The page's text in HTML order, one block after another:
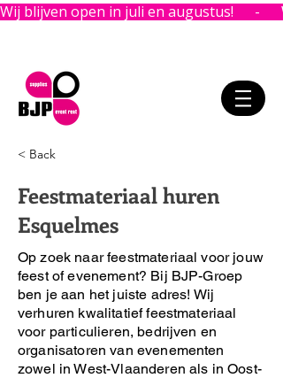
Wij blijven open in juli en augustus!      -
< Back
Feestmateriaal huren
Esquelmes
Op zoek naar feestmateriaal voor jouw
feest of evenement? Bij BJP-Groep
ben je aan het juiste adres! Wij
verhuren kwalitatief feestmateriaal
voor particulieren, bedrijven en
organisatoren van evenementen
zowel in West-Vlaanderen als in Oost-